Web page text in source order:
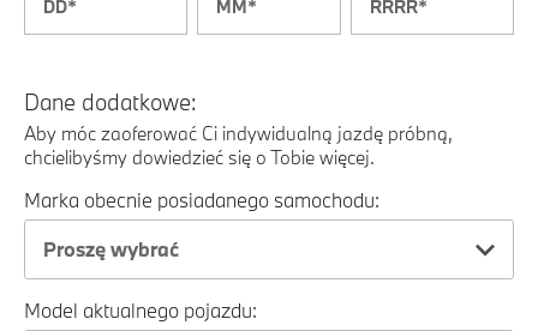
Dane dodatkowe:
Aby móc zaoferować Ci indywidualną jazdę próbną,
chcielibyśmy dowiedzieć się o Tobie więcej.
Marka obecnie posiadanego samochodu:
Proszę wybrać
Model aktualnego pojazdu: